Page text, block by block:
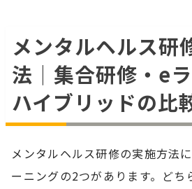
メンタルヘルス研
法｜集合研修・e
ハイブリッドの比
メンタルヘルス研修の実施方法
ーニングの2つがあります。どち